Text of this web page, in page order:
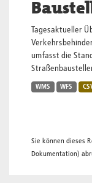
Tagesaktueller
umfasst die
WMS WFS
Sie können dieses
Dokumentation)